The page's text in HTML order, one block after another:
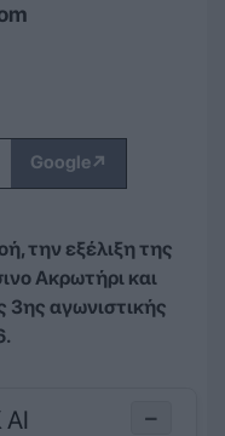
Google↗
την εξέλιξη της
Ακρωτήρι και
3ης αγωνιστικής
−